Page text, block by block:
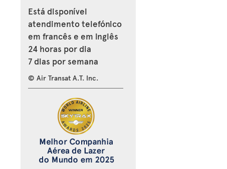
Está disponível
atendimento telefónico
em francês e em inglês
24 horas por dia
7 dias por semana
© Air Transat A.T. Inc.